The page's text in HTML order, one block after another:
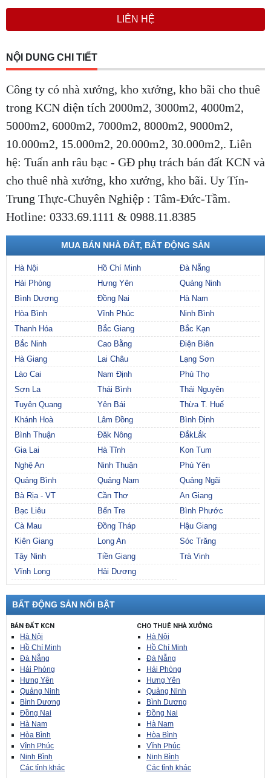
LIÊN HỆ
NỘI DUNG CHI TIẾT
Công ty có nhà xưởng, kho xưởng, kho bãi cho thuê
trong KCN diện tích 2000m2, 3000m2, 4000m2,
5000m2, 6000m2, 7000m2, 8000m2, 9000m2,
10.000m2, 15.000m2, 20.000m2, 30.000m2,. Liên
hệ: Tuấn anh râu bạc - GĐ phụ trách bán đất KCN và
cho thuê nhà xưởng, kho xưởng, kho bãi. Uy Tín-
Trung Thực-Chuyên Nghiệp : Tâm-Đức-Tầm.
Hotline: 0333.69.1111 & 0988.11.8385
MUA BÁN NHÀ ĐẤT, BẤT ĐỘNG SẢN
Hà Nội Hồ Chí Minh
Đà Nẵng
Hải Phòng
Hưng Yên
Quảng Ninh
Bình Dương
Đồng Nai
Hà Nam
Hòa Bình
Vĩnh Phúc
Ninh Bình
Thanh Hóa
Bắc Giang
Bắc Kạn
Bắc Ninh
Cao Bằng
Điện Biên
Hà Giang
Lai Châu
Lạng Sơn
Lào Cai
Nam Định
Phú Thọ
Sơn La
Thái Bình
Thái Nguyên
Tuyên Quang
Yên Bái
Thừa T. Huế
Khánh Hoà
Lâm Đồng
Bình Định
Bình Thuận
Đăk Nông
ĐắkLắk
Gia Lai
Hà Tĩnh
Kon Tum
Nghệ An
Ninh Thuận
Phú Yên
Quảng Bình
Quảng Nam
Quảng Ngãi
Bà Rịa - VT
Cần Thơ
An Giang
Bạc Liêu
Bến Tre
Bình Phước
Cà Mau
Đồng Tháp
Hậu Giang
Kiên Giang
Long An
Sóc Trăng
Tây Ninh
Tiền Giang
Trà Vinh
Vĩnh Long
Hải Dương
BẤT ĐỘNG SẢN NỔI BẬT
BÁN ĐẤT KCN
Hà Nội
Hồ Chí Minh
Đà Nẵng
Hải Phòng
Hưng Yên
Quảng Ninh
Bình Dương
Đồng Nai
Hà Nam
Hòa Bình
Vĩnh Phúc
Ninh Bình
Các tỉnh khác
CHO THUÊ NHÀ XƯỞNG
Hà Nội
Hồ Chí Minh
Đà Nẵng
Hải Phòng
Hưng Yên
Quảng Ninh
Bình Dương
Đồng Nai
Hà Nam
Hòa Bình
Vĩnh Phúc
Ninh Bình
Các tỉnh khác